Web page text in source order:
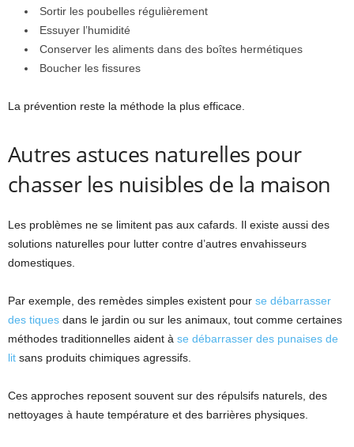
Sortir les poubelles régulièrement
Essuyer l’humidité
Conserver les aliments dans des boîtes hermétiques
Boucher les fissures
La prévention reste la méthode la plus efficace.
Autres astuces naturelles pour
chasser les nuisibles de la maison
Les problèmes ne se limitent pas aux cafards. Il existe aussi des
solutions naturelles pour lutter contre d’autres envahisseurs
domestiques.
Par exemple, des remèdes simples existent pour se débarrasser
des tiques dans le jardin ou sur les animaux, tout comme certaines
méthodes traditionnelles aident à se débarrasser des punaises de
lit sans produits chimiques agressifs.
Ces approches reposent souvent sur des répulsifs naturels, des
nettoyages à haute température et des barrières physiques.